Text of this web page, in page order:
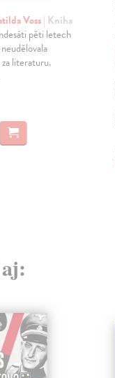
Voss| Kniha
pěti letech
literaturu.